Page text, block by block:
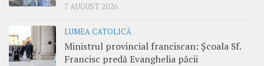
7 AUGUST 2026
LUMEA CATOLICĂ
Ministrul provincial franciscan: Școala Sf.
Francisc predă Evanghelia păcii